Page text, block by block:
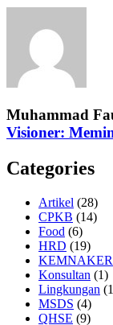
Muhammad
Visioner:
Categories
Artikel (28)
CPKB (14)
Food (6)
HRD (19)
KEMNAKER
Konsultan (1)
Lingkungan
MSDS (4)
QHSE (9)